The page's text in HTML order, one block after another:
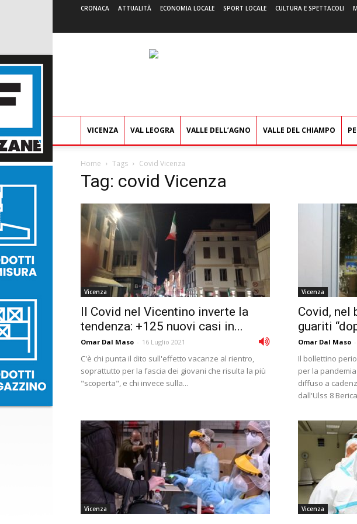
CRONACA ATTUALITÀ ECONOMIA LOCALE SPORT LOCALE CULTURA E SPETTACOLI
VICENZA VAL LEOGRA VALLE DELL’AGNO VALLE DEL CHIAMPO
Home Tags Covid Vicenza
Tag: covid Vicenza
Vicenza
Il Covid nel Vicentino inverte la
tendenza: +125 nuovi casi in...
Omar Dal Maso - 16 Luglio 2021
C'è chi punta il dito sull'effetto vacanze al rientro,
soprattutto per la fascia dei giovani che risulta la più
"scoperta", e chi invece sulla...
Vicenza
Covid, nel
guariti
Omar Dal Maso -
Il bollettino
per la
diffuso a
dall'Ulss 8
Vicenza Vicenza